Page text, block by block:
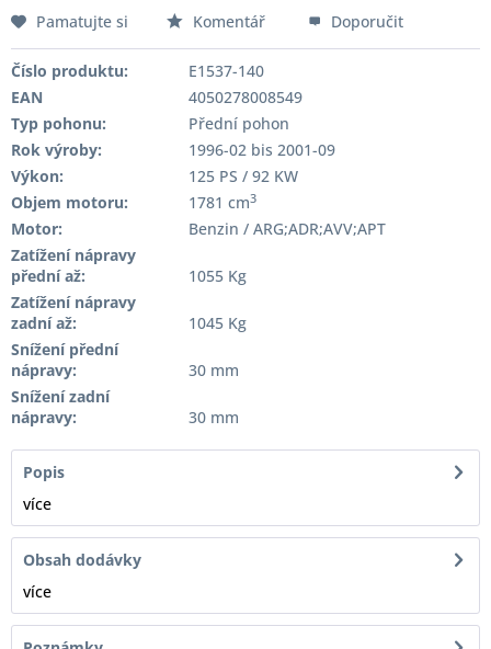
Pamatujte si Komentář Doporučit
Číslo produktu:
E1537-140
EAN
4050278008549
Typ pohonu:
Přední pohon
Rok výroby:
1996-02 bis 2001-09
Výkon:
125 PS / 92 KW
Objem motoru:
1781 cm3
Motor:
Benzin / ARG;ADR;AVV;APT
Zatížení nápravy
přední až:
1055 Kg
Zatížení nápravy
zadní až:
1045 Kg
Snížení přední
nápravy:
30 mm
Snížení zadní
nápravy:
30 mm
Popis
více
Obsah dodávky
více